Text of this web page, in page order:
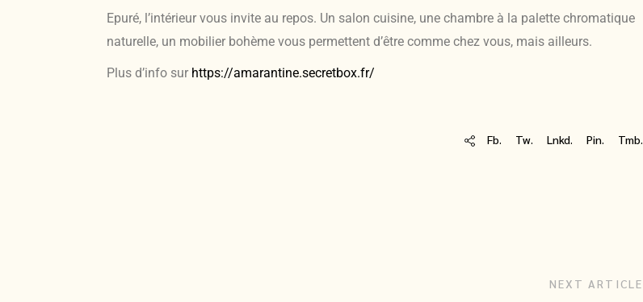
Epuré, l’intérieur vous invite au repos. Un salon cuisine, une chambre à la palette chromatique
naturelle, un mobilier bohème vous permettent d’être comme chez vous, mais ailleurs.
Plus d’info sur https://amarantine.secretbox.fr/
Fb. Tw. Lnkd. Pin. Tmb.
NEXT ARTICLE